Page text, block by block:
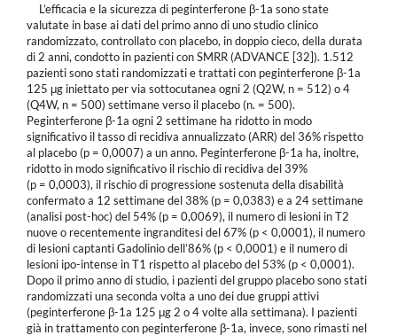
L’efficacia e la sicurezza di peginterferone β-1a sono state
valutate in base ai dati del primo anno di uno studio clinico
randomizzato, controllato con placebo, in doppio cieco, della durata
di 2 anni, condotto in pazienti con SMRR (ADVANCE [32]). 1.512
pazienti sono stati randomizzati e trattati con peginterferone β-1a
125 μg iniettato per via sottocutanea ogni 2 (Q2W, n = 512) o 4
(Q4W, n = 500) settimane verso il placebo (n. = 500).
Peginterferone β-1a ogni 2 settimane ha ridotto in modo
significativo il tasso di recidiva annualizzato (ARR) del 36% rispetto
al placebo (p = 0,0007) a un anno. Peginterferone β-1a ha, inoltre,
ridotto in modo significativo il rischio di recidiva del 39%
(p = 0,0003), il rischio di progressione sostenuta della disabilità
confermato a 12 settimane del 38% (p = 0,0383) e a 24 settimane
(analisi post-hoc) del 54% (p = 0,0069), il numero di lesioni in T2
nuove o recentemente ingranditesi del 67% (p < 0,0001), il numero
di lesioni captanti Gadolinio dell’86% (p < 0,0001) e il numero di
lesioni ipo-intense in T1 rispetto al placebo del 53% (p < 0,0001).
Dopo il primo anno di studio, i pazienti del gruppo placebo sono stati
randomizzati una seconda volta a uno dei due gruppi attivi
(peginterferone β-1a 125 μg 2 o 4 volte alla settimana). I pazienti
già in trattamento con peginterferone β-1a, invece, sono rimasti nel